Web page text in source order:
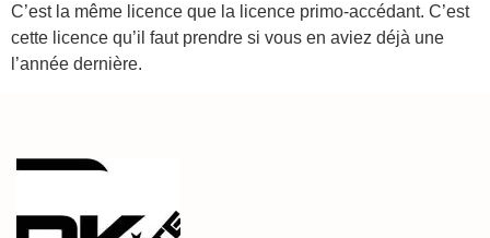
C’est la même licence que la licence primo-accédant. C’est
cette licence qu’il faut prendre si vous en aviez déjà une
l’année dernière.